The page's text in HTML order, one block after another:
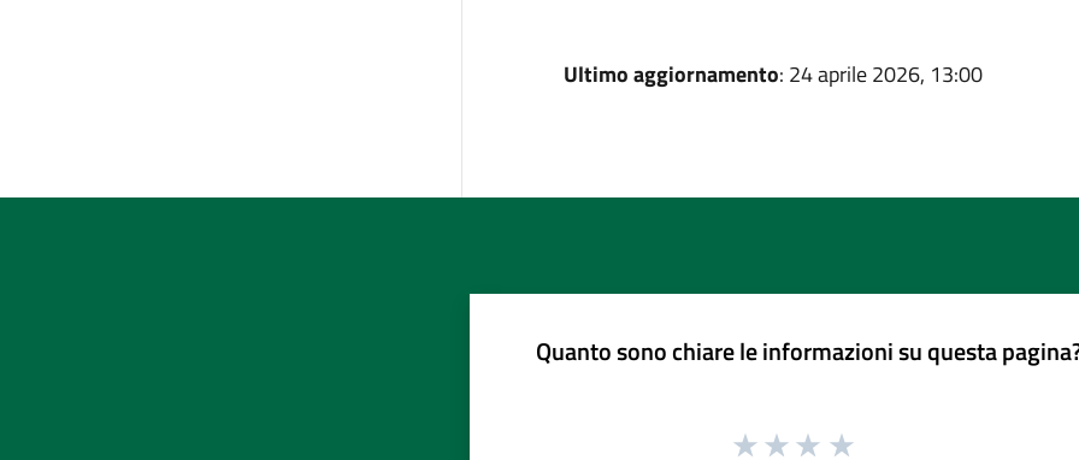
Ultimo aggiornamento: 24 aprile 2026, 13:00
Quanto sono chiare le informazioni su questa